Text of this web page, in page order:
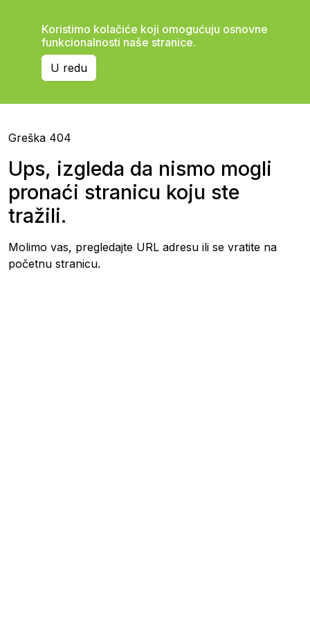
Koristimo kolačiće koji omogućuju osnovne
funkcionalnosti naše stranice.
U redu
Greška 404
Ups, izgleda da nismo mogli
pronaći stranicu koju ste
tražili.
Molimo vas, pregledajte URL adresu ili se vratite na
početnu stranicu.